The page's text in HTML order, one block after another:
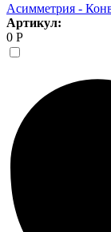
Асимметрия -
Артикул:
0 Р